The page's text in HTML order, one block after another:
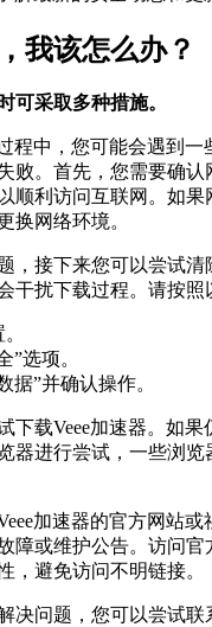
我该怎么办？
可采取多种措施。
程中，您可能会遇到一
败。首先，您需要确认
顺利访问互联网。如果
换网络环境。
，接下来您可以尝试清
干扰下载过程。请按照
”选项。
据”并确认操作。
下载Veee加速器。如果
器进行尝试，一些浏览
加速器的官方网站或
障或维护公告。访问官
，避免访问不明链接。
决问题，您可以尝试联